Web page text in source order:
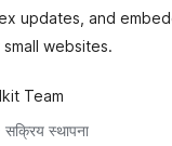
updates, and
websites.
Team
स्थापना